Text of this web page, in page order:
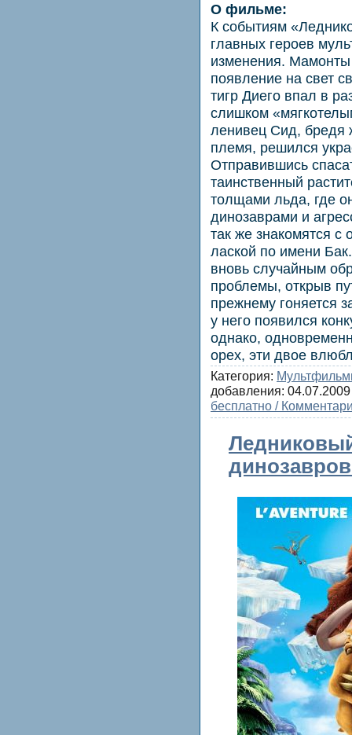
О фильме:
К событиям
главных героев
изменения.
появление на свет
тигр Диего впал в
слишком
ленивец Сид, бредя
племя, решился
Отправившись
таинственный
толщами льда, где
динозаврами и
так же знакомятся
лаской по имени
вновь случайным
проблемы, открыв
прежнему гоняется
у него появился
однако,
орех, эти двое
Категория:
добавления: 04.07.2009
бесплатно /